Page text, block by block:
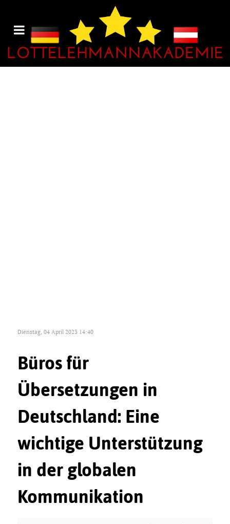
Dienstag, 04 April 2023 14:40
Büros für
Übersetzungen in
Deutschland: Eine
wichtige Unterstützung
in der globalen
Kommunikation